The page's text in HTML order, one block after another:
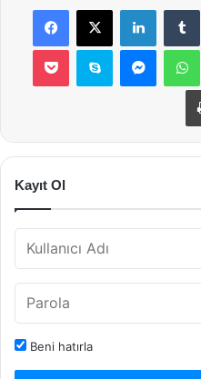
Facebook
X LinkedIn
Pocket Skype
Kayıt Ol
Beni hatırla